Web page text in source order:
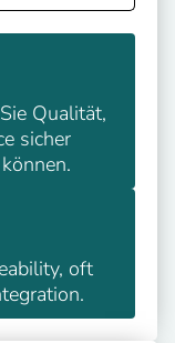
Qualität,
sicher
oft